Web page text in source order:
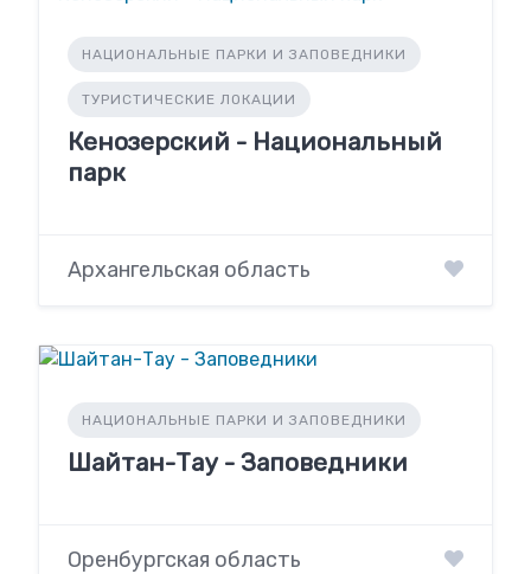
НАЦИОНАЛЬНЫЕ ПАРКИ И ЗАПОВЕДНИКИ
ТУРИСТИЧЕСКИЕ ЛОКАЦИИ
Кенозерский - Национальный
парк
Архангельская область
НАЦИОНАЛЬНЫЕ ПАРКИ И ЗАПОВЕДНИКИ
Шайтан-Тау - Заповедники
Оренбургская область